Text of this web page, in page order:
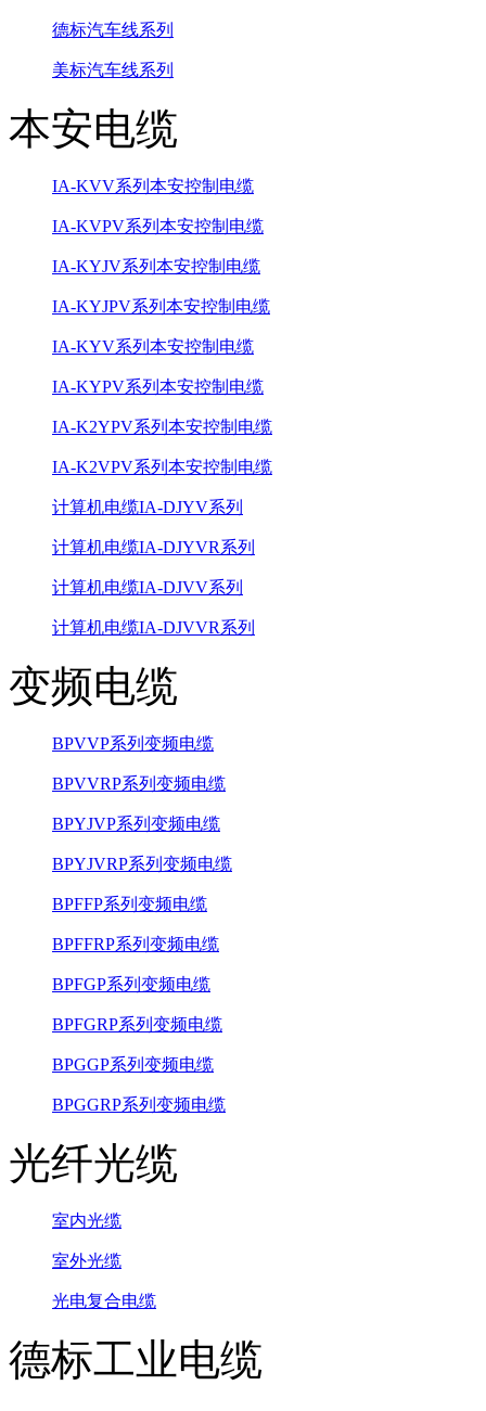
德标汽车线系列
美标汽车线系列
本安电缆
IA-KVV系列本安控制电缆
IA-KVPV系列本安控制电缆
IA-KYJV系列本安控制电缆
IA-KYJPV系列本安控制电缆
IA-KYV系列本安控制电缆
IA-KYPV系列本安控制电缆
IA-K2YPV系列本安控制电缆
IA-K2VPV系列本安控制电缆
计算机电缆IA-DJYV系列
计算机电缆IA-DJYVR系列
计算机电缆IA-DJVV系列
计算机电缆IA-DJVVR系列
变频电缆
BPVVP系列变频电缆
BPVVRP系列变频电缆
BPYJVP系列变频电缆
BPYJVRP系列变频电缆
BPFFP系列变频电缆
BPFFRP系列变频电缆
BPFGP系列变频电缆
BPFGRP系列变频电缆
BPGGP系列变频电缆
BPGGRP系列变频电缆
光纤光缆
室内光缆
室外光缆
光电复合电缆
德标工业电缆